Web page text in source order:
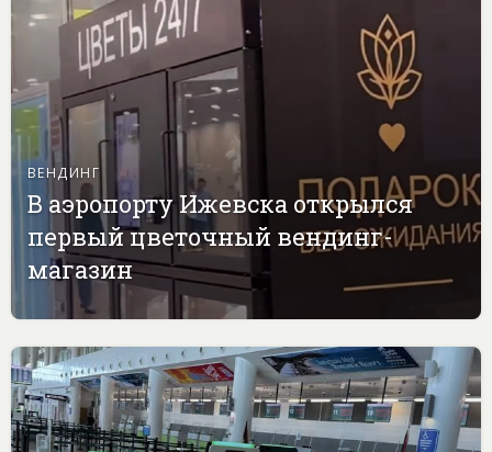
ВЕНДИНГ
В аэропорту Ижевска открылся
первый цветочный вендинг-
магазин